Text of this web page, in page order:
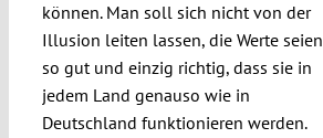
können. Man soll sich nicht von der
Illusion leiten lassen, die Werte seien
so gut und einzig richtig, dass sie in
jedem Land genauso wie in
Deutschland funktionieren werden.